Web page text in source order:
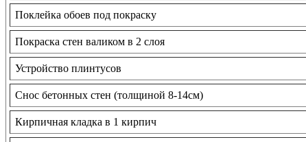
Поклейка обоев под покраску
Покраска стен валиком в 2 слоя
Устройство плинтусов
Снос бетонных стен (толщиной 8-14см)
Кирпичная кладка в 1 кирпич